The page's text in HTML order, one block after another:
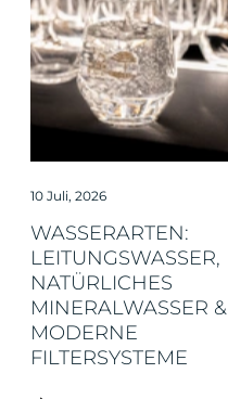
10 Juli, 2026
WASSERARTEN:
LEITUNGSWASSER,
NATÜRLICHES
MINERALWASSER &
MODERNE
FILTERSYSTEME